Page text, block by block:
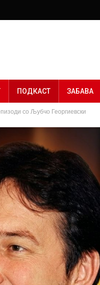
ПОДКАСТ ЗАБАВА
со Љубчо Георгиевски